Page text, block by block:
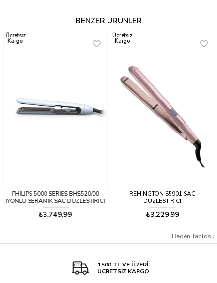
BENZER ÜRÜNLER
PHILIPS 5000 SERIES BHS520/00
IYONLU SERAMIK SAC DUZLESTIRICI
₺3.749,99
Ücretsiz
Kargo
REMINGTON S5901 SAC
DUZLESTIRICI
₺3.229,99
Ücretsiz
Kargo
Beden Tablosu
1500 TL VE ÜZERİ
ÜCRETSİZ KARGO